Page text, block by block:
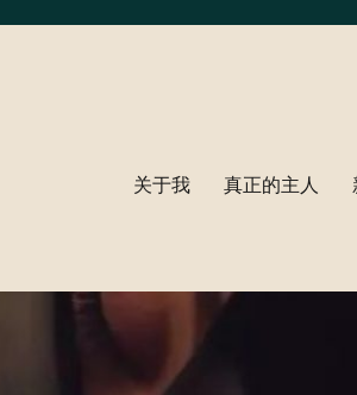
关于我 真正的主人